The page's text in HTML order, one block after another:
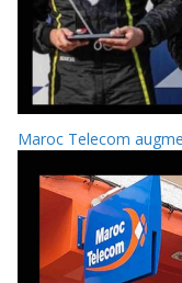
Maroc Telecom